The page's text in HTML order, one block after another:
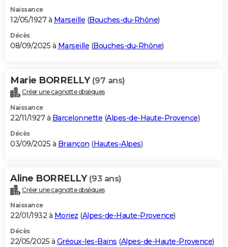
Naissance
12/05/1927 à Marseille (Bouches-du-Rhône)
Décès
08/09/2025 à Marseille (Bouches-du-Rhône)
Marie BORRELLY (97 ans)
Créer une cagnotte obsèques
Naissance
22/11/1927 à Barcelonnette (Alpes-de-Haute-Provence)
Décès
03/09/2025 à Briançon (Hautes-Alpes)
Aline BORRELLY (93 ans)
Créer une cagnotte obsèques
Naissance
22/01/1932 à Moriez (Alpes-de-Haute-Provence)
Décès
22/05/2025 à Gréoux-les-Bains (Alpes-de-Haute-Provence)